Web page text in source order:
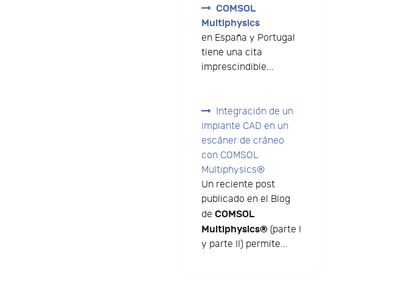
COMSOL
Multiphysics
en España y Portugal
tiene una cita
imprescindible...
Integración de un
Implante CAD en un
escáner de cráneo
con COMSOL
Multiphysics®
Un reciente post
publicado en el Blog
de COMSOL
Multiphysics®(parte I
y parte II) permite...